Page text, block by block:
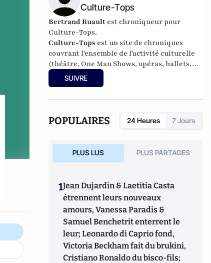
Culture-Tops
Bertrand Ruault est chroniqueur pour
Culture-Tops.
Culture-Tops est un site de chroniques
couvrant l'ensemble de l'activité culturelle
(théâtre, One Man Shows, opéras, ballets,
spectacles divers, cinéma, expos, livres,
etc.).
SUIVRE
POPULAIRES 24 Heures 7 Jours
PLUS LUS PLUS PARTAGES
1Jean Dujardin & Laetitia Casta
étrennent leurs nouveaux
amours, Vanessa Paradis &
Samuel Benchetrit enterrent le
leur; Leonardo di Caprio fond,
Victoria Beckham fait du brukini,
Cristiano Ronaldo du bisco-fils;